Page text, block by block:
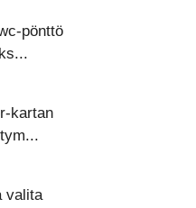
pönttö
kartan
valita